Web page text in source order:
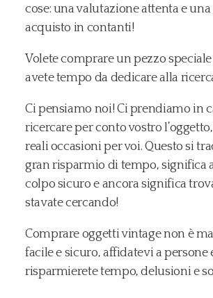
cose: una valutazione attenta e
acquisto in contanti!
Volete comprare un pezzo
avete tempo da dedicare alla
Ci pensiamo noi! Ci prendiamo in
ricercare per conto vostro
reali occasioni per voi. Questo si
gran risparmio di tempo, significa
colpo sicuro e ancora significa
stavate cercando!
Comprare oggetti vintage non è
facile e sicuro, affidatevi a persone
risparmierete tempo, delusioni e